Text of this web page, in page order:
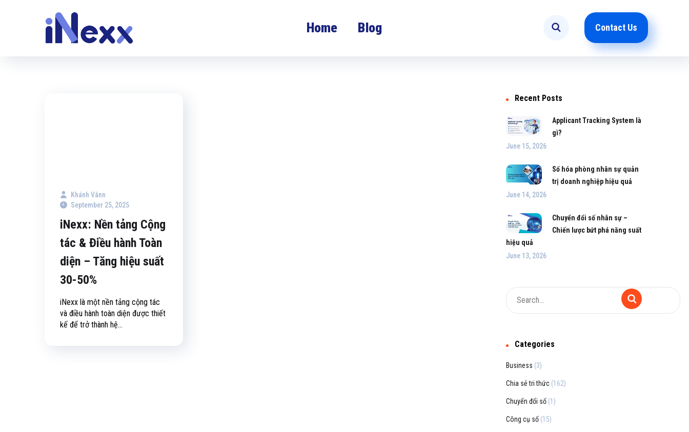
Home Blog Contact Us
Khánh Vânn
September 25, 2025
iNexx: Nền tảng Cộng
tác & Điều hành Toàn
diện – Tăng hiệu suất
30-50%
iNexx là một nền tảng cộng tác
và điều hành toàn diện được thiết
kế để trở thành hệ...
Recent Posts
Applicant Tracking System là
gì?
June 15, 2026
Số hóa phòng nhân sự quản
trị doanh nghiệp hiệu quả
June 14, 2026
Chuyển đổi số nhân sự –
Chiến lược bứt phá năng suất
hiệu quả
June 13, 2026
Categories
Business (3)
Chia sẻ tri thức (162)
Chuyển đổi số (1)
Công cụ số (15)